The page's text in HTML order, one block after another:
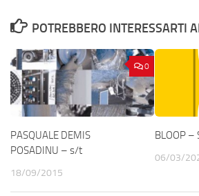
POTREBBERO INTERESSARTI
0
PASQUALE DEMIS
POSADINU – s/t
18/09/2015
BLOOP –
06/03/